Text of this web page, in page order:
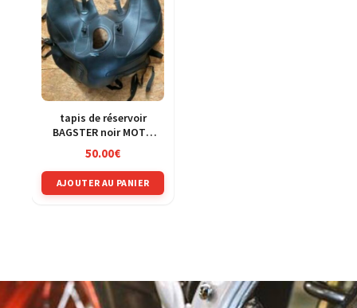
tapis de réservoir
BAGSTER noir MOTO
GUZZI Stelvio 1200 de
2014
50.00€
AJOUTER AU PANIER